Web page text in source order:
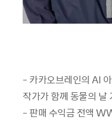
- 카카오브레인의 AI
작가가 함께 동물의 날
- 판매 수익금 전액